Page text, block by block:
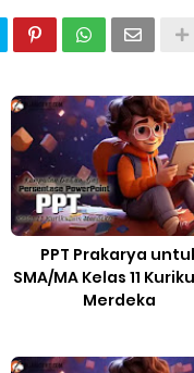
PPT Prakarya
SMA/MA Kelas 11
Merdeka